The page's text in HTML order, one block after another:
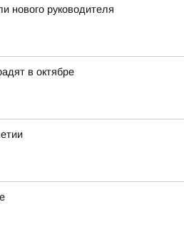
нового руководителя
в октябре